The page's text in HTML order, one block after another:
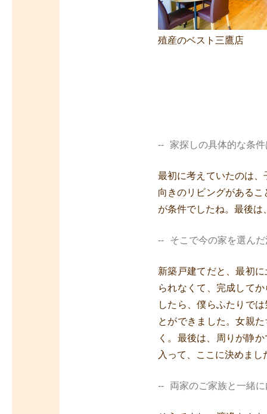
殖産のベスト三鷹店
家探しの具体的な条
最初に考えていたのは
向きのリビングがある
が条件でしたね。最後
そこで今の家を選ん
新築戸建てだと、最初
られなくて、完成して
したら、僕らふたりで
とができました。女親
く。最後は、周りが静
入って、ここに決めまし
両家のご家族と一緒